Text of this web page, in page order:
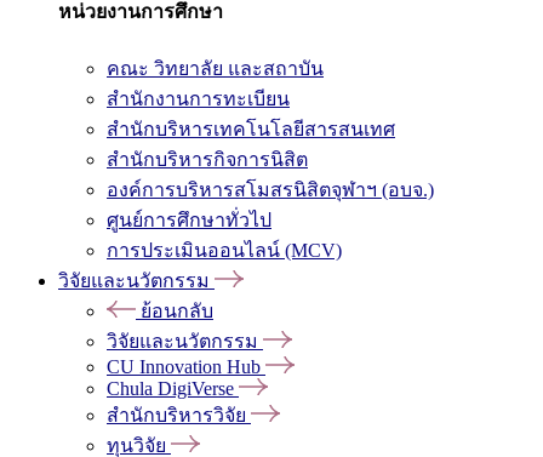
หน่วยงานการศึกษา
คณะ วิทยาลัย และสถาบัน
สำนักงานการทะเบียน
สำนักบริหารเทคโนโลยีสารสนเทศ
สำนักบริหารกิจการนิสิต
องค์การบริหารสโมสรนิสิตจุฬาฯ (อบจ.)
ศูนย์การศึกษาทั่วไป
การประเมินออนไลน์ (MCV)
วิจัยและนวัตกรรม
ย้อนกลับ
วิจัยและนวัตกรรม
CU Innovation Hub
Chula DigiVerse
สำนักบริหารวิจัย
ทุนวิจัย